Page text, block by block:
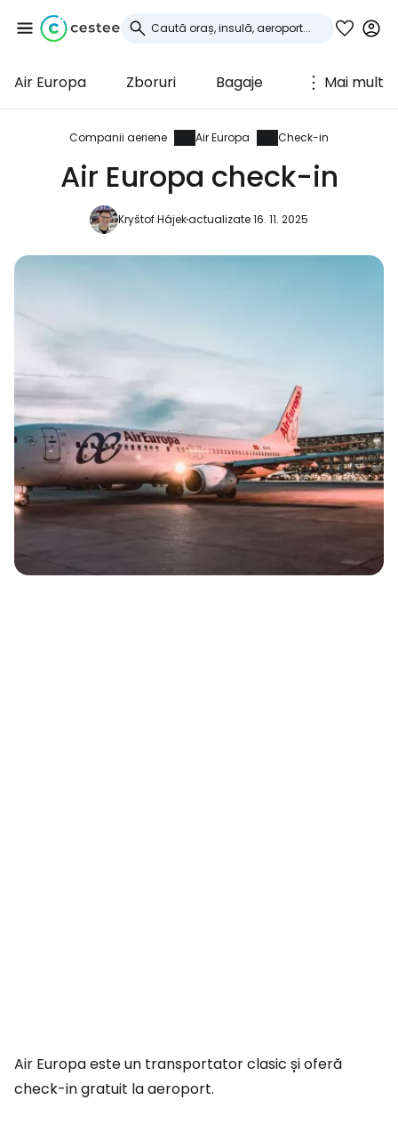
Air Europa Zboruri Bagaje Mai mult
Companii aeriene Air Europa Check-in
Air Europa check-in
Kryštof Hájekactualizate 16. 11. 2025
Air Europa este un transportator clasic și oferă
check-in gratuit la aeroport.
Conectați-vă la
Cestee
... comunitatea mondială a călătorilor
Continuați cu e-mailul